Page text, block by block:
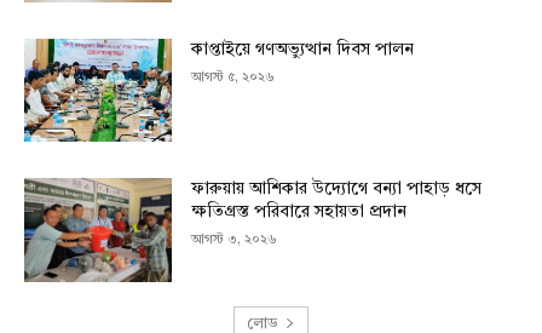
কাপ্তাইয়ে গণঅভ্যুত্থান দিবস পালন
আগস্ট ৫, ২০২৬
ফারুয়ায় আশিকার উদ্যোগে বন্যা পাহাড় ধসে
ক্ষতিগ্রস্ত পরিবারে সহায়তা প্রদান
আগস্ট ৩, ২০২৬
লোড